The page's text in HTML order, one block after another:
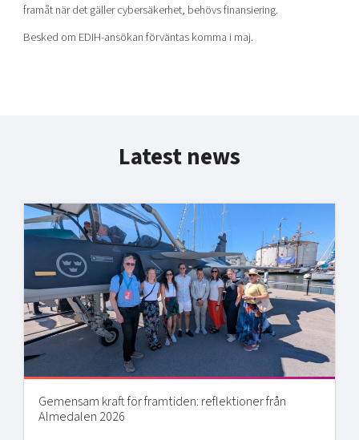
framåt när det gäller cybersäkerhet, behövs finansiering.
Besked om EDIH-ansökan förväntas komma i maj.
Latest news
Gemensam kraft för framtiden: reflektioner från
Almedalen 2026